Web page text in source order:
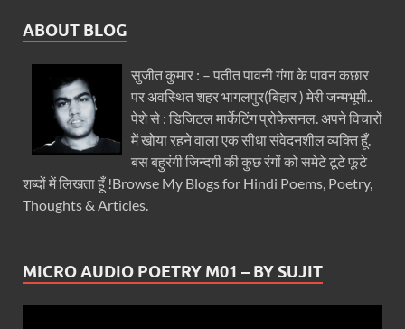
ABOUT BLOG
सुजीत कुमार : – पतीत पावनी गंगा के पावन कछार
पर अवस्थित शहर भागलपुर(बिहार ) मेरी जन्मभूमी..
पेशे से : डिजिटल मार्केटिंग प्रोफेसनल. अपने विचारों
में खोया रहने वाला एक सीधा संवेदनशील व्यक्ति हूँ.
बस बहुरंगी जिन्दगी की कुछ रंगों को समेटे टूटे फूटे
शब्दों में लिखता हूँ !Browse My Blogs for Hindi Poems, Poetry,
Thoughts & Articles.
MICRO AUDIO POETRY M01 – BY SUJIT